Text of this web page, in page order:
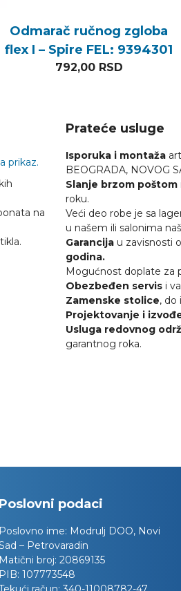
Odmarač ručnog zgloba
flex I – Spire FEL: 9394301
792,00 RSD
prikaz.
na
Prateće usluge
Isporuka i montaža
BEOGRADA, NOVOG
Slanje brzom poštom
roku.
Veći deo robe je sa
u našem ili salonima
Garancijau zavisnosti
godina.
Mogućnost doplate za
Obezbeđen servisi
Zamenske stolice, do
Projektovanje i
Usluga redovnog
garantnog roka.
Poslovni podaci
Poslovno ime: Modrulj DOO, Novi
– Petrovaradin
Matični broj: 20869135
PIB: 107773548